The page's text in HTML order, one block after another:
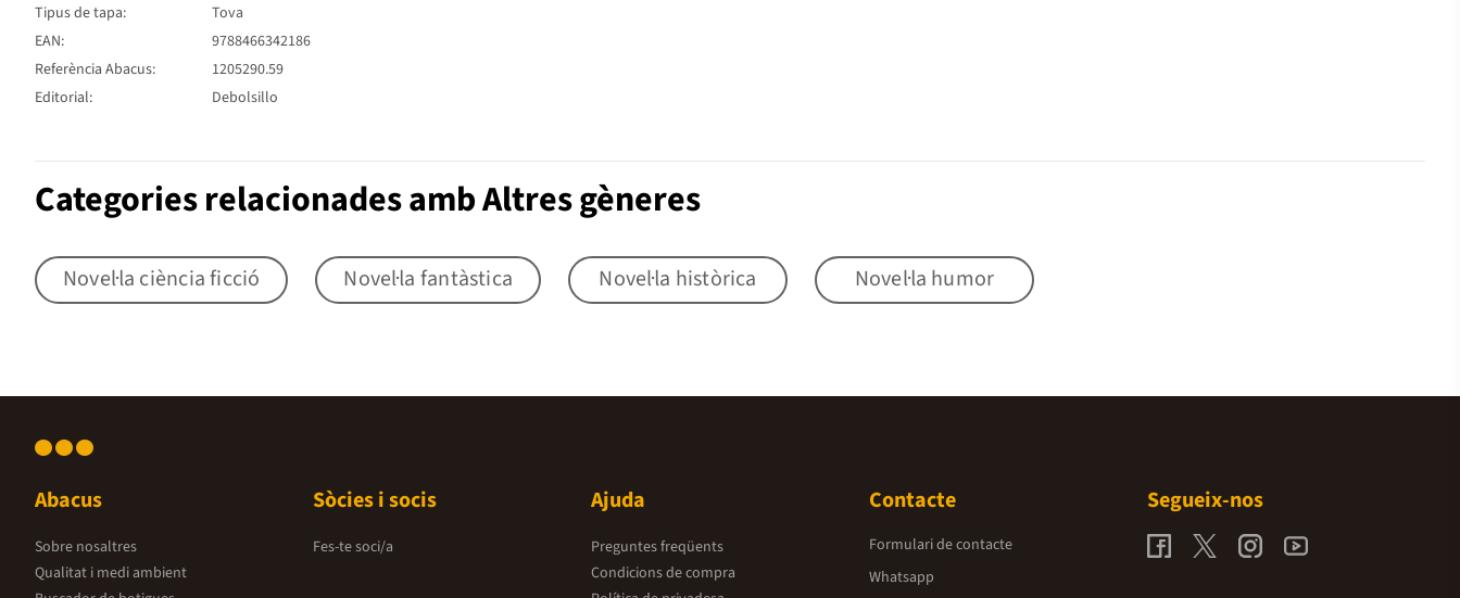
Tipus de tapa:
Tova
EAN:
9788466342186
Referència Abacus:
1205290.59
Editorial:
Debolsillo
Categories relacionades amb Altres gèneres
Novel·la ciència ficció Novel·la fantàstica Novel·la històrica Novel·la humor
Abacus
Sobre nosaltres
Qualitat i medi ambient
Sòcies i socis
Fes-te soci/a
Ajuda
Preguntes freqüents
Condicions de compra
Contacte
Formulari de contacte
Whatsapp
Segueix-nos